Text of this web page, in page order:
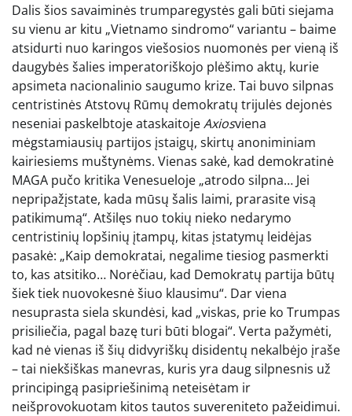
Dalis šios savaiminės trumparegystės gali būti siejama
su vienu ar kitu „Vietnamo sindromo“ variantu – baime
atsidurti nuo karingos viešosios nuomonės per vieną iš
daugybės šalies imperatoriškojo plėšimo aktų, kurie
apsimeta nacionalinio saugumo krize. Tai buvo silpnas
centristinės Atstovų Rūmų demokratų trijulės dejonės
neseniai paskelbtoje ataskaitojeAxiosviena
mėgstamiausių partijos įstaigų, skirtų anoniminiam
kairiesiems muštynėms. Vienas sakė, kad demokratinė
MAGA pučo kritika Venesueloje „atrodo silpna… Jei
nepripažįstate, kada mūsų šalis laimi, prarasite visą
patikimumą“. Atšilęs nuo tokių nieko nedarymo
centristinių lopšinių įtampų, kitas įstatymų leidėjas
pasakė: „Kaip demokratai, negalime tiesiog pasmerkti
to, kas atsitiko… Norėčiau, kad Demokratų partija būtų
šiek tiek nuovokesnė šiuo klausimu“. Dar viena
nesuprasta siela skundėsi, kad „viskas, prie ko Trumpas
prisiliečia, pagal bazę turi būti blogai“. Verta pažymėti,
kad nė vienas iš šių didvyriškų disidentų nekalbėjo įraše
– tai niekšiškas manevras, kuris yra daug silpnesnis už
principingą pasipriešinimą neteisėtam ir
neišprovokuotam kitos tautos suvereniteto pažeidimui.